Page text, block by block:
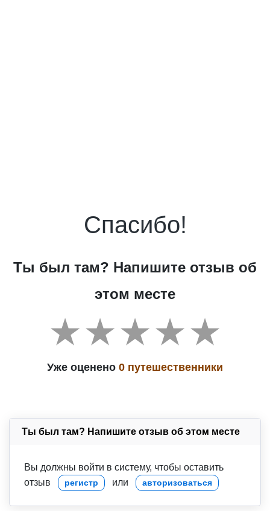
Спасибо!
Ты был там? Напишите отзыв об
этом месте
Уже оценено 0 путешественники
Ты был там? Напишите отзыв об этом месте
Вы должны войти в систему, чтобы оставить
отзыв
регистр или авторизоваться